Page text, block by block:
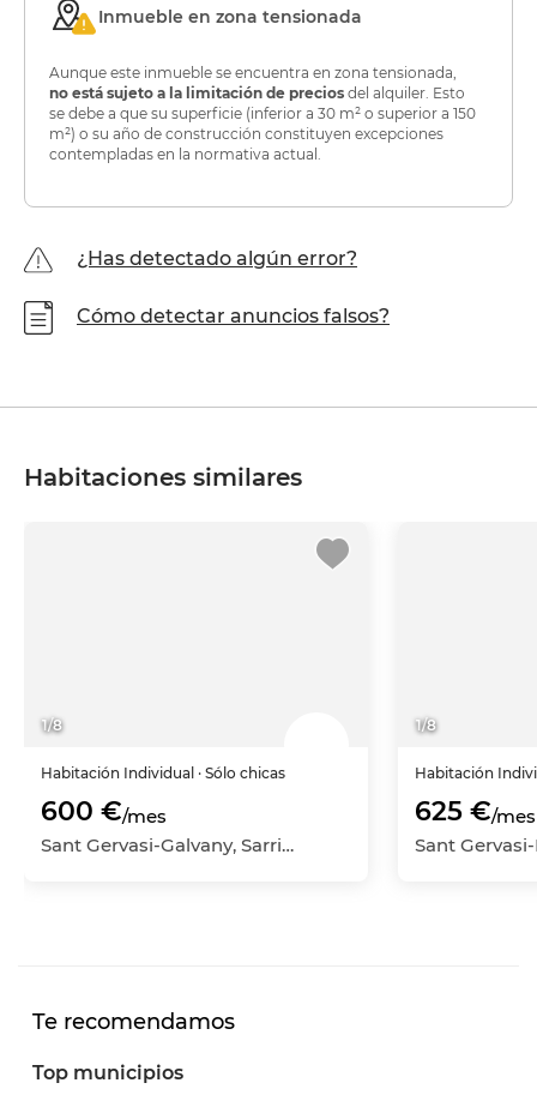
Inmueble en zona tensionada
Aunque este inmueble se encuentra en zona tensionada,
no está sujeto a la limitación de precios del alquiler. Esto
se debe a que su superficie (inferior a 30 m² o superior a 150
m²) o su año de construcción constituyen excepciones
contempladas en la normativa actual.
¿Has detectado algún error?
Cómo detectar anuncios falsos?
Habitaciones similares
1/8
Habitación Individual · Sólo chicas
600 €/mes
Sant Gervasi-Galvany, Sarrià-Sant Gervasi, Barcelona Capital, Barcelona
1/8
Habitación
625 €/mes
Te recomendamos
Top municipios